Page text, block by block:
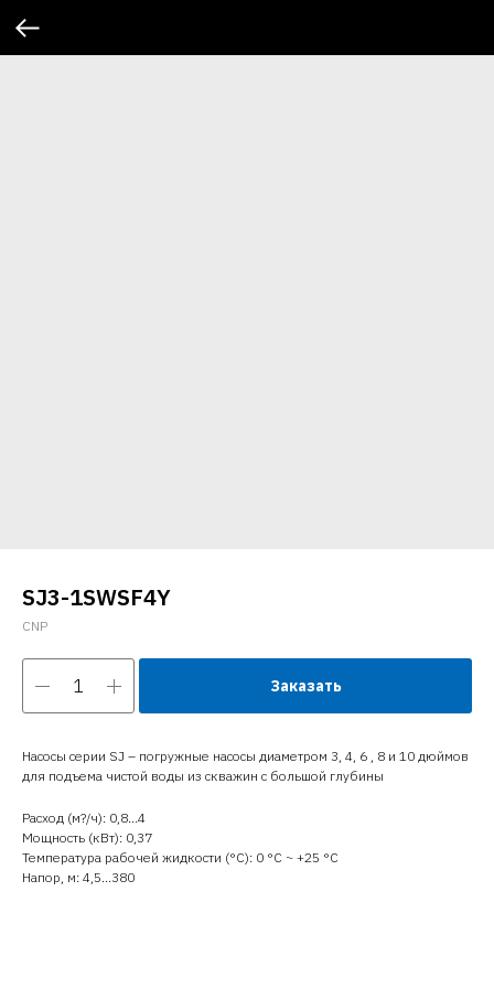
SJ3-1SWSF4Y
CNP
Заказать
Насосы серии SJ – погружные насосы диаметром 3, 4, 6 , 8 и 10 дюймов
для подъема чистой воды из скважин с большой глубины
Расход (м?/ч): 0,8…4
Мощность (кВт): 0,37
Температура рабочей жидкости (°C): 0 °С ~ +25 °С
Напор, м: 4,5…380